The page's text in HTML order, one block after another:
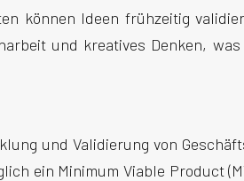
können Ideen frühzeitig
und kreatives Denken,
und Validierung von
ein Minimum Viable Product